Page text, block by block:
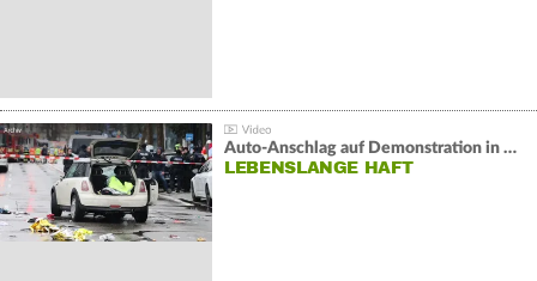
Auto-Anschlag auf Demonstration in München:
LEBENSLANGE HAFT